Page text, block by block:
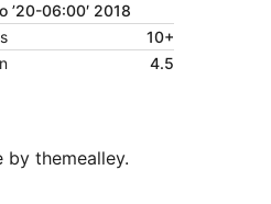
’20-06:00′ 2018
10+
4.5
by themealley.